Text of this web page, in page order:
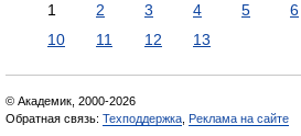
1 2 3 4 5 6
10
11 12 13
© Академик, 2000-2026
Обратная связь: Техподдержка Реклама на сайте